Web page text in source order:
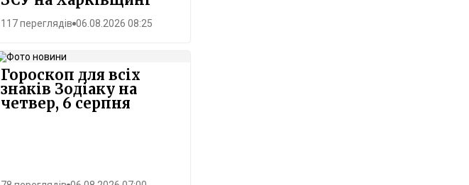
117 переглядів 06.08.2026 08:25
Гороскоп для всіх
знаків Зодіаку на
четвер, 6 серпня